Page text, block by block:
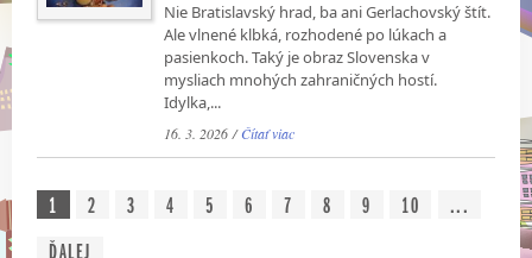
Nie Bratislavský hrad, ba ani Gerlachovský štít.
Ale vlnené klbká, rozhodené po lúkach a
pasienkoch. Taký je obraz Slovenska v
mysliach mnohých zahraničných hostí.
Idylka,...
16. 3. 2026 /Čítať viac
1 2 3 4 5 6 7 8 9 10
...
ĎALEJ